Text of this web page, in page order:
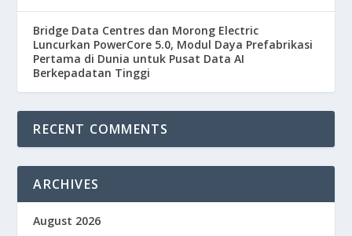
Bridge Data Centres dan Morong Electric
Luncurkan PowerCore 5.0, Modul Daya Prefabrikasi
Pertama di Dunia untuk Pusat Data AI
Berkepadatan Tinggi
RECENT COMMENTS
ARCHIVES
August 2026